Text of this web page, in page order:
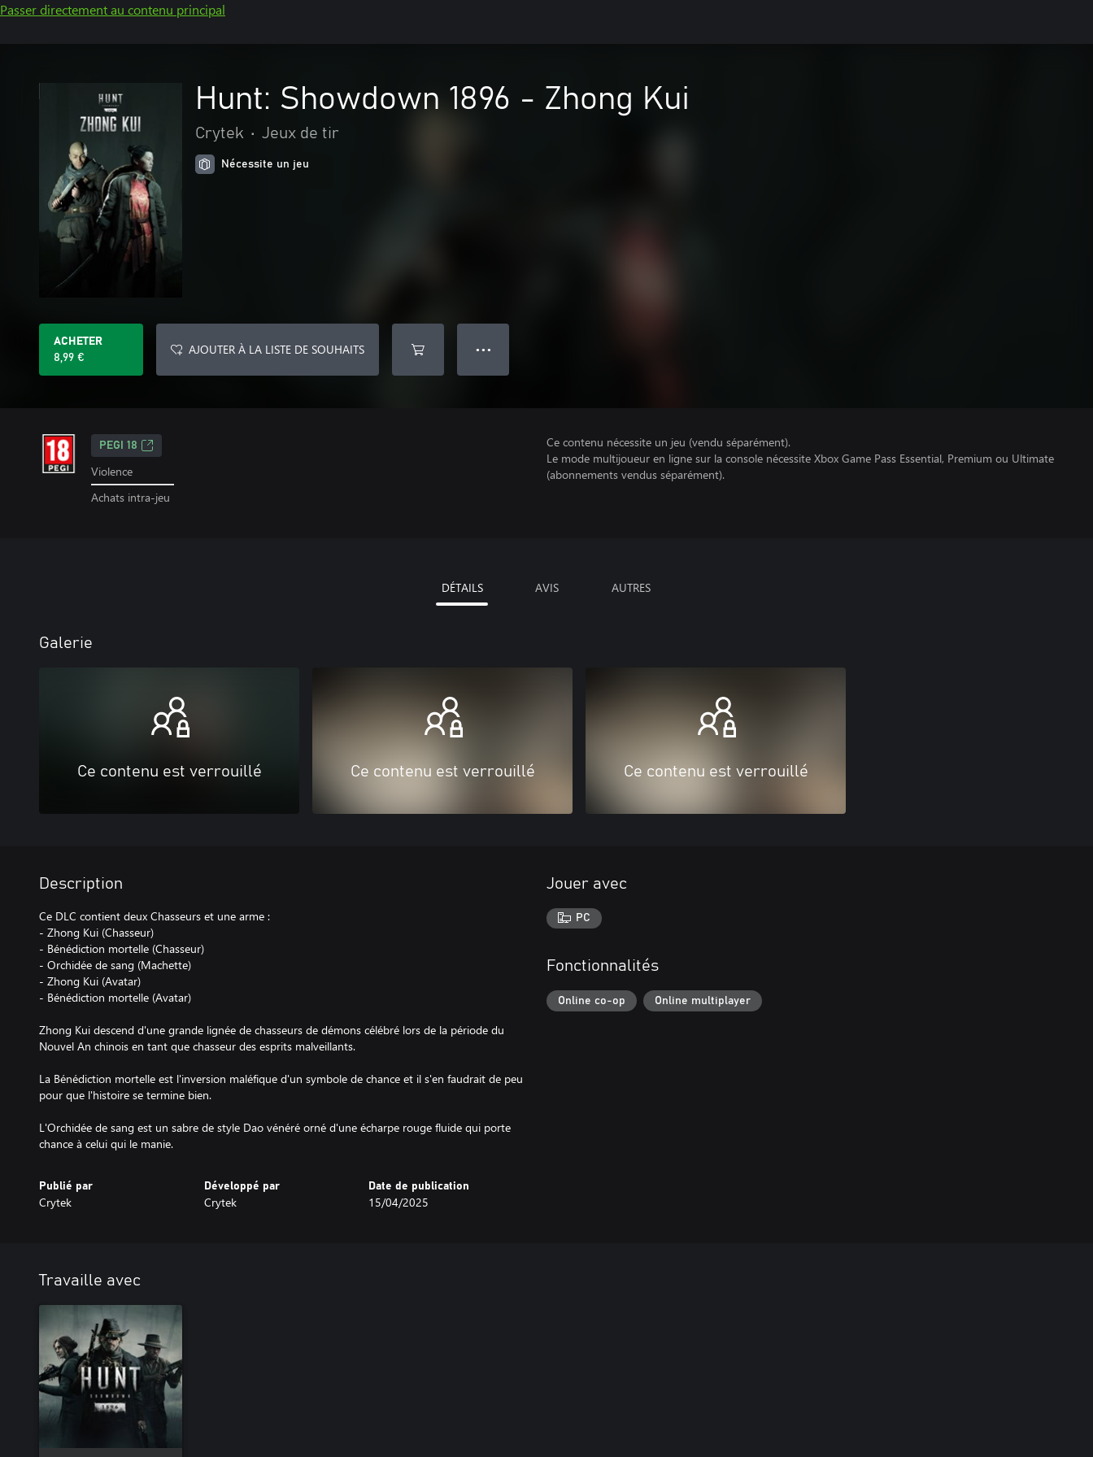
Passer directement au contenu principal
Hunt: Showdown 1896 - Zhong Kui
Crytek • Jeux de tir
Nécessite un jeu
ACHETER
8,99 €
AJOUTER À LA LISTE DE SOUHAITS ● ● ●
PEGI 18
Violence
Achats intra-jeu
Ce contenu nécessite un jeu (vendu séparément).
Le mode multijoueur en ligne sur la console nécessite Xbox Game Pass Essential, Premium ou Ultimate
(abonnements vendus séparément).
DÉTAILS AVIS AUTRES
Galerie
Ce contenu est verrouillé Ce contenu est verrouillé Ce contenu est verrouillé
Description
Ce DLC contient deux Chasseurs et une arme :
- Zhong Kui (Chasseur)
- Bénédiction mortelle (Chasseur)
- Orchidée de sang (Machette)
- Zhong Kui (Avatar)
- Bénédiction mortelle (Avatar)
Zhong Kui descend d'une grande lignée de chasseurs de démons célébré lors de la période du
Nouvel An chinois en tant que chasseur des esprits malveillants.
La Bénédiction mortelle est l'inversion maléfique d'un symbole de chance et il s'en faudrait de peu
pour que l'histoire se termine bien.
L'Orchidée de sang est un sabre de style Dao vénéré orné d'une écharpe rouge fluide qui porte
chance à celui qui le manie.
Publié par
Crytek
Développé par
Crytek
Date de publication
15/04/2025
Jouer avec
PC
Fonctionnalités
Online co-op Online multiplayer
Travaille avec